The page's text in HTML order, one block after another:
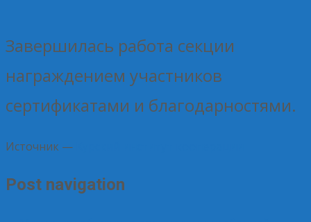
Завершилась работа секции
награждением участников
сертификатами и благодарностями.
Источник —
Post navigation